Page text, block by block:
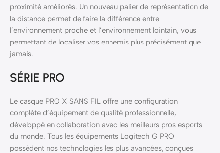
proximité améliorés. Un nouveau palier de représentation de
la distance permet de faire la différence entre
l’environnement proche et l’environnement lointain, vous
permettant de localiser vos ennemis plus précisément que
jamais.
SÉRIE PRO
Le casque PRO X SANS FIL offre une configuration
complète d’équipement de qualité professionnelle,
développé en collaboration avec les meilleurs pros esports
du monde. Tous les équipements Logitech G PRO
possèdent nos technologies les plus avancées, conçues